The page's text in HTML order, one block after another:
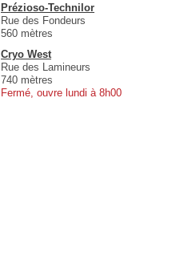
Prézioso-Technilor
Rue des Fondeurs
560 mètres
Cryo West
Rue des Lamineurs
740 mètres
Fermé, ouvre lundi à 8h00